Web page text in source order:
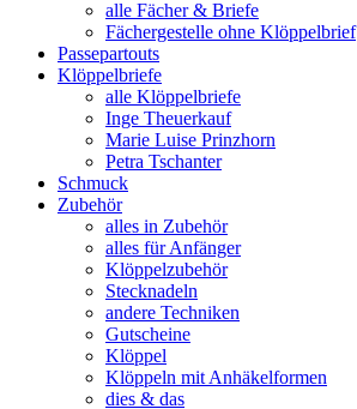
alle Fächer & Briefe
Fächergestelle ohne Klöppelbrief
Passepartouts
Klöppelbriefe
alle Klöppelbriefe
Inge Theuerkauf
Marie Luise Prinzhorn
Petra Tschanter
Schmuck
Zubehör
alles in Zubehör
alles für Anfänger
Klöppelzubehör
Stecknadeln
andere Techniken
Gutscheine
Klöppel
Klöppeln mit Anhäkelformen
dies & das